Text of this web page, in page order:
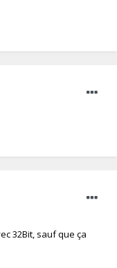
32Bit, sauf que ça